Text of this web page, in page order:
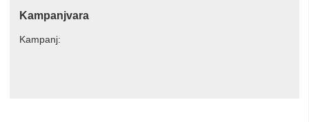
Kampanjvara
Kampanj: